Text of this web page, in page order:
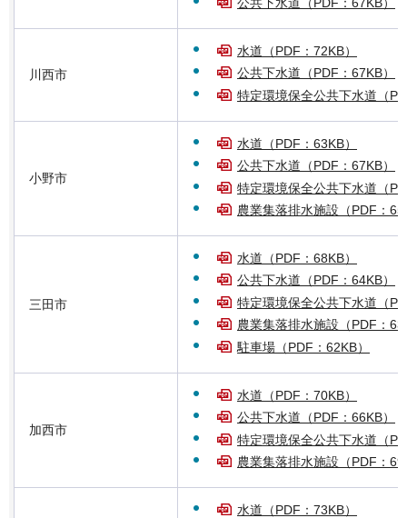
川西市
水道（PDF：72KB）
公共下水道（PDF：67KB）
特定環境保全公共下水道（
小野市
水道（PDF：63KB）
公共下水道（PDF：67KB）
特定環境保全公共下水道（
農業集落排水施設（PDF：
三田市
水道（PDF：68KB）
公共下水道（PDF：64KB）
特定環境保全公共下水道（
農業集落排水施設（PDF：
駐車場（PDF：62KB）
加西市
水道（PDF：70KB）
公共下水道（PDF：66KB）
特定環境保全公共下水道（
農業集落排水施設（PDF：
水道（PDF：73KB）